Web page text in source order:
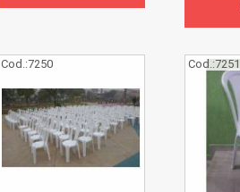
Cod.:7250 Cod.:7251